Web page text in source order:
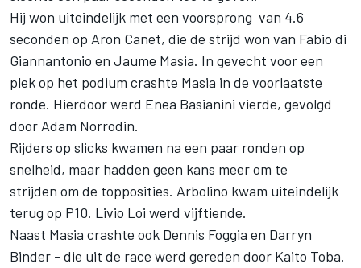
Hij won uiteindelijk met een voorsprong van 4.6
seconden op Aron Canet, die de strijd won van Fabio di
Giannantonio en Jaume Masia. In gevecht voor een
plek op het podium crashte Masia in de voorlaatste
ronde. Hierdoor werd Enea Basianini vierde, gevolgd
door Adam Norrodin.
Rijders op slicks kwamen na een paar ronden op
snelheid, maar hadden geen kans meer om te
strijden om de topposities. Arbolino kwam uiteindelijk
terug op P10. Livio Loi werd vijftiende.
Naast Masia crashte ook Dennis Foggia en Darryn
Binder - die uit de race werd gereden door Kaito Toba.